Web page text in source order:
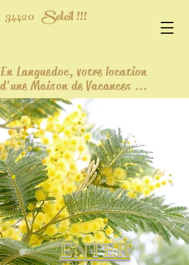
34420 Soleil !!!
En Languedoc, votre location
d'une Maison de Vacances ...
ENTER